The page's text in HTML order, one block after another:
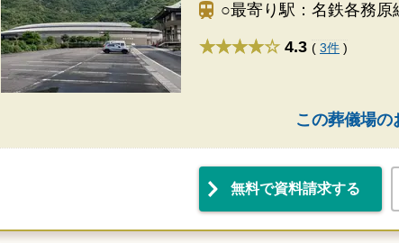
○最寄り駅：名鉄各務
★★★★ 4.3 ( 3件 )
この葬儀場の
無料で資料請求する